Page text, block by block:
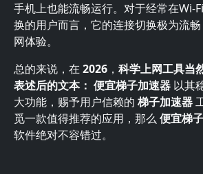
手机上也能流畅运行。对于经常在Wi-
换的用户而言，它的连接切换极为流
网体验。
总的来说，在 2026 ， 科学上网工具当
表述后的文本： 便宜梯子加速器 以其
大功能，赐予用户信赖的 梯子加速器
觅一款值得推荐的应用，那么 便宜梯
软件绝对不容错过。